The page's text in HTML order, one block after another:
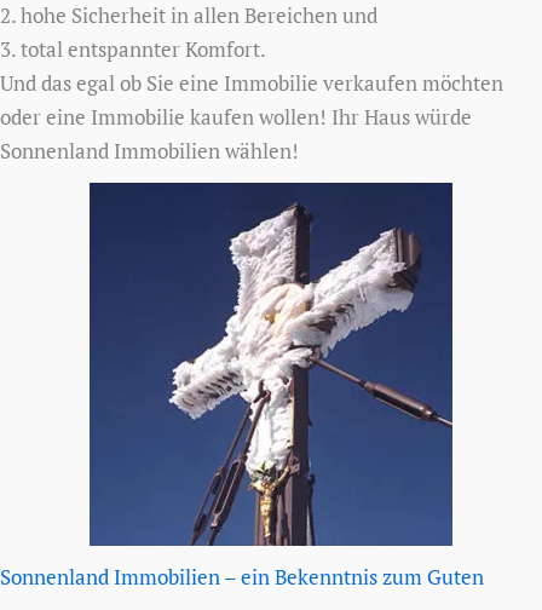
2. hohe Sicherheit in allen Bereichen und
3. total entspannter Komfort.
Und das egal ob Sie eine Immobilie verkaufen möchten
oder eine Immobilie kaufen wollen! Ihr Haus würde
Sonnenland Immobilien wählen!
Sonnenland Immobilien – ein Bekenntnis zum Guten